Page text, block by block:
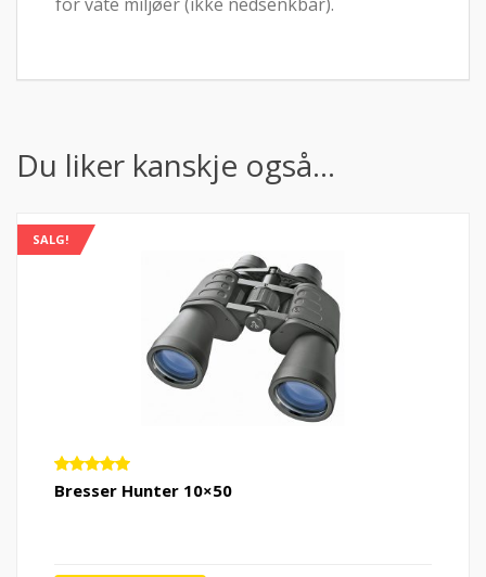
Du liker kanskje også…
SALG!
Vurdert
5.00av 5
Bresser Hunter 10×50